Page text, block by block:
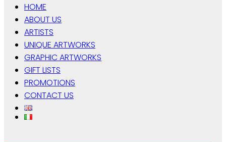
HOME
ABOUT US
ARTISTS
UNIQUE ARTWORKS
GRAPHIC ARTWORKS
GIFT LISTS
PROMOTIONS
CONTACT US